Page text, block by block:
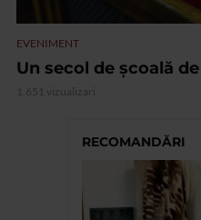
EVENIMENT
Un secol de școală
1.651 vizualizari
RECOMANDĂRI